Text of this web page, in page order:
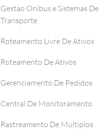
Gestao Onibus e Sistemas De
Transporte
Roteamento Livre De Ativos
Roteamento De Ativos
Gerenciamento De Pedidos
Central De Monitoramento
Rastreamento De Multiplos